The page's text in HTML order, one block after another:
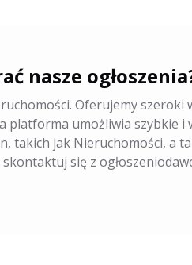
nasze
Oferujemy
platforma umożliwia szybkie i
takich jak Nieruchomości, a
się z